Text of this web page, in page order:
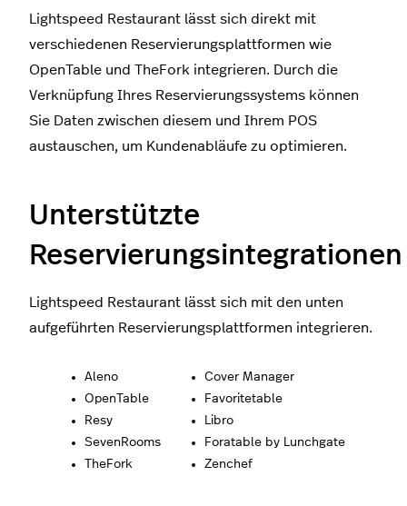
Lightspeed Restaurant lässt sich direkt mit
verschiedenen Reservierungsplattformen wie
OpenTable und TheFork integrieren. Durch die
Verknüpfung Ihres Reservierungssystems können
Sie Daten zwischen diesem und Ihrem POS
austauschen, um Kundenabläufe zu optimieren.
Unterstützte
Reservierungsintegrationen
Lightspeed Restaurant lässt sich mit den unten
aufgeführten Reservierungsplattformen integrieren.
Aleno
OpenTable
Resy
SevenRooms
TheFork
Cover Manager
Favoritetable
Libro
Foratable by Lunchgate
Zenchef